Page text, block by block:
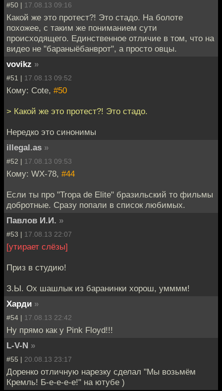
#50 | 17.08.13 09:16
Какой же это протест?! Это стадо. На болоте
похожее, с таким же пониманием сути
происходящего. Единственное отличие в том, что на
видео не "бараныёбанврот", а просто овцы.
vovikz »
#51 | 17.08.13 09:52
Кому: Cote, #50
> Какой же это протест?! Это стадо.
Нередко это синонимы
illegal.as »
#52 | 17.08.13 09:53
Кому: WX-78, #44
Если ты про "Tropa de Elite" бразильский то фильмы
добротные. Сразу попали в список любимых.
Павлов И.И. »
#53 | 17.08.13 22:07
[утирает слёзы]
Приз в студию!
З.Ы. Ох шашлык из баранинки хорош, умммм!
Харди »
#54 | 17.08.13 22:42
Ну прямо как у Pink Floyd!!!
L-V-N »
#55 | 20.08.13 23:17
Доренко отличную нарезку сделал "Мы возьмём
Кремль! Б-е-е-е-е!" на ютубе )